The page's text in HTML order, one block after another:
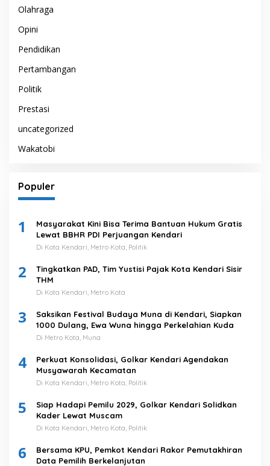
Olahraga
Opini
Pendidikan
Pertambangan
Politik
Prestasi
uncategorized
Wakatobi
Populer
1
Masyarakat Kini Bisa Terima Bantuan Hukum Gratis
Lewat BBHR PDI Perjuangan Kendari
Di Kota Kendari, Metro Kota, Politik
2
Tingkatkan PAD, Tim Yustisi Pajak Kota Kendari Sisir
THM
Di Kota Kendari, Metro Kota
3
Saksikan Festival Budaya Muna di Kendari, Siapkan
1000 Dulang, Ewa Wuna hingga Perkelahian Kuda
Di Metro Kota, Muna
4
Perkuat Konsolidasi, Golkar Kendari Agendakan
Musyawarah Kecamatan
Di Kota Kendari, Metro Kota, Politik
5
Siap Hadapi Pemilu 2029, Golkar Kendari Solidkan
Kader Lewat Muscam
Di Kota Kendari, Metro Kota, Politik
6
Bersama KPU, Pemkot Kendari Rakor Pemutakhiran
Data Pemilih Berkelanjutan